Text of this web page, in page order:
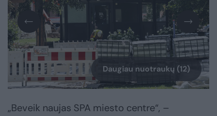
Daugiau nuotraukų (12)
„Beveik naujas SPA miesto centre“, –